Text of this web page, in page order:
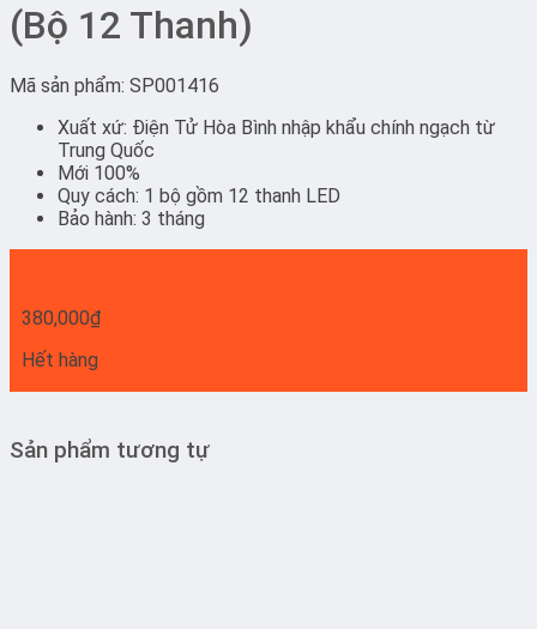
(Bộ 12 Thanh)
Mã sản phẩm: SP001416
Xuất xứ: Điện Tử Hòa Bình nhập khẩu chính ngạch từ
Trung Quốc
Mới 100%
Quy cách: 1 bộ gồm 12 thanh LED
Bảo hành: 3 tháng
380,000₫
Hết hàng
Sản phẩm tương tự